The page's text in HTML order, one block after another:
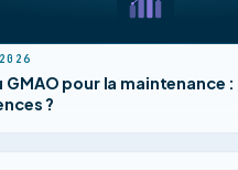
GMAO pour la maintenance
?